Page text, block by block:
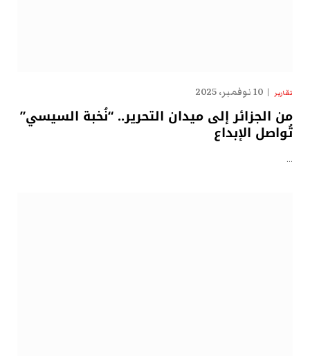
تقارير 10 نوفمبر، 2025
من الجزائر إلى ميدان التحرير.. “نُخبة السيسي”
تُواصل الإبداع
…